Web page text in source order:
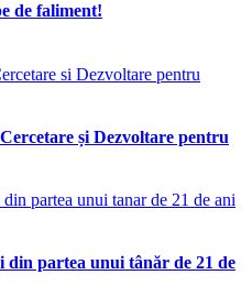
de faliment!
și Dezvoltare pentru
partea unui tânăr de 21 de